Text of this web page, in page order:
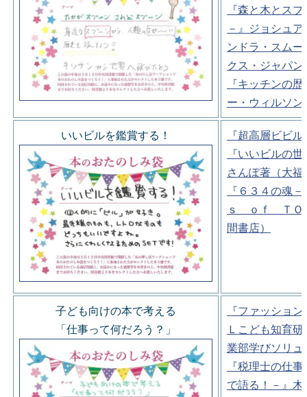
『森と木とス
－』ジョシュ
ンドラ・スム
クス・ジャパン
『キッチンの
ー・ウィルソ
いいビルを鑑賞する！
『超高層ビビ
『いいビルの
さんぽ著（大福
『６３４の魂
ｓ ｏｆ ＴＯ
間書店）
子ども向けの本で考える
「仕事って何だろう？」
『ファッショ
Ｌこども知育
業部学びソリ
『税理士の仕
で語る！－』